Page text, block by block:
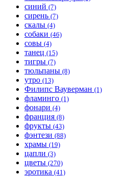
синий (7)
сирень (7)
скалы (4)
собаки (46)
совы (4)
танец (15)
тигры (7)
тюльпаны (8)
утро (13)
Филипс Вауверман (1)
фламинго (1)
фонари (4)
франция (8)
фрукты (43)
фэнтези (88)
храмы (19)
цапли (3)
цветы (270)
эротика (41)